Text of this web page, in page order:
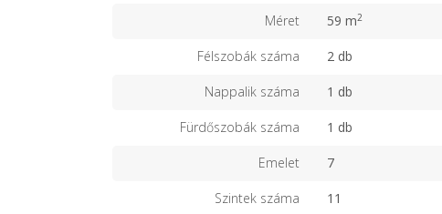
Méret 59 m2
Félszobák száma 2 db
Nappalik száma 1 db
Fürdőszobák száma 1 db
Emelet 7
Szintek száma 11